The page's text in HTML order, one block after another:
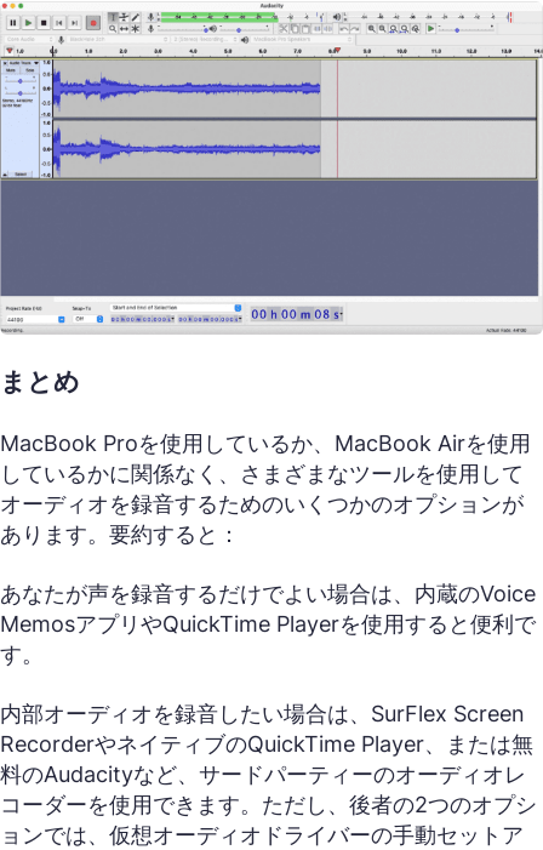
まとめ
MacBook Proを使用しているか、MacBook Airを使用
しているかに関係なく、さまざまなツールを使用して
オーディオを録音するためのいくつかのオプションが
あります。要約すると：
あなたが声を録音するだけでよい場合は、内蔵のVoice
MemosアプリやQuickTime Playerを使用すると便利で
す。
内部オーディオを録音したい場合は、SurFlex Screen
RecorderやネイティブのQuickTime Player、または無
料のAudacityなど、サードパーティーのオーディオレ
コーダーを使用できます。ただし、後者の2つのオプシ
ョンでは、仮想オーディオドライバーの手動セットア